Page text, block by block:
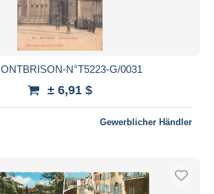
N°T5223-G/0031
± 6,91 $
Gewerblicher Händler